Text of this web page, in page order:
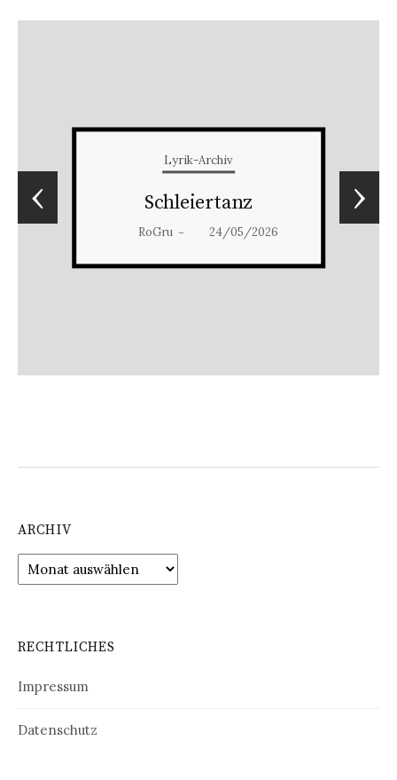
Lyrik-Archiv
Schleiertanz
RoGru – 24/05/2026
‹ ›
ARCHIV
Archiv
RECHTLICHES
Impressum
Datenschutz